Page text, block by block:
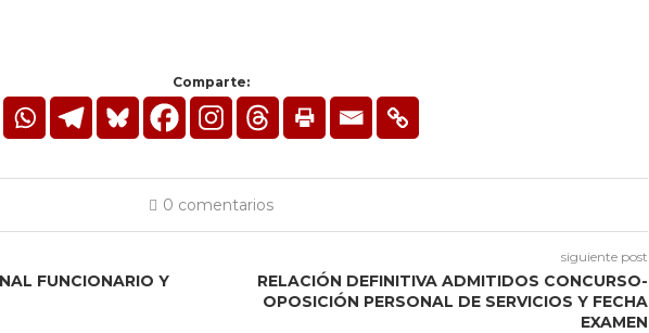
Comparte:
0 comentarios
FUNCIONARIO Y
siguiente post
RELACIÓN DEFINITIVA ADMITIDOS CONCURSO-
OPOSICIÓN PERSONAL DE SERVICIOS Y FECHA
EXAMEN